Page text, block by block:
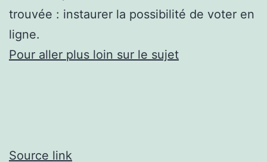
trouvée : instaurer la possibilité de voter en
ligne.
Pour aller plus loin sur le sujet
Source link